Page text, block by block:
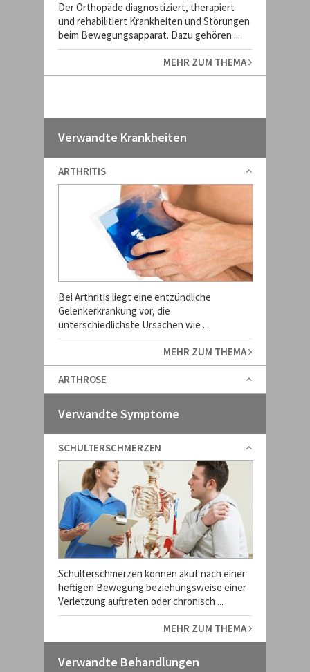
Der Orthopäde diagnostiziert, therapiert
und rehabilitiert Krankheiten und Störungen
beim Bewegungsapparat. Dazu gehören ...
MEHR ZUM THEMA
Verwandte Krankheiten
ARTHRITIS
Bei Arthritis liegt eine entzündliche
Gelenkerkrankung vor, die
unterschiedlichste Ursachen wie ...
MEHR ZUM THEMA
ARTHROSE
Verwandte Symptome
SCHULTERSCHMERZEN
Schulterschmerzen können akut nach einer
heftigen Bewegung beziehungsweise einer
Verletzung auftreten oder chronisch ...
MEHR ZUM THEMA
Verwandte Behandlungen